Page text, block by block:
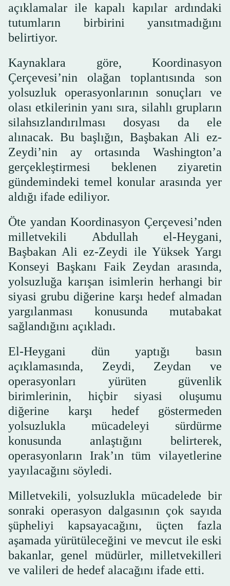
açıklamalar ile kapalı kapılar ardındaki
tutumların birbirini yansıtmadığını
belirtiyor.
Kaynaklara göre, Koordinasyon
Çerçevesi’nin olağan toplantısında son
yolsuzluk operasyonlarının sonuçları ve
olası etkilerinin yanı sıra, silahlı grupların
silahsızlandırılması dosyası da ele
alınacak. Bu başlığın, Başbakan Ali ez-
Zeydi’nin ay ortasında Washington’a
gerçekleştirmesi beklenen ziyaretin
gündemindeki temel konular arasında yer
aldığı ifade ediliyor.
Öte yandan Koordinasyon Çerçevesi’nden
milletvekili Abdullah el-Heygani,
Başbakan Ali ez-Zeydi ile Yüksek Yargı
Konseyi Başkanı Faik Zeydan arasında,
yolsuzluğa karışan isimlerin herhangi bir
siyasi grubu diğerine karşı hedef almadan
yargılanması konusunda mutabakat
sağlandığını açıkladı.
El-Heygani dün yaptığı basın
açıklamasında, Zeydi, Zeydan ve
operasyonları yürüten güvenlik
birimlerinin, hiçbir siyasi oluşumu
diğerine karşı hedef göstermeden
yolsuzlukla mücadeleyi sürdürme
konusunda anlaştığını belirterek,
operasyonların Irak’ın tüm vilayetlerine
yayılacağını söyledi.
Milletvekili, yolsuzlukla mücadelede bir
sonraki operasyon dalgasının çok sayıda
şüpheliyi kapsayacağını, üçten fazla
aşamada yürütüleceğini ve mevcut ile eski
bakanlar, genel müdürler, milletvekilleri
ve valileri de hedef alacağını ifade etti.